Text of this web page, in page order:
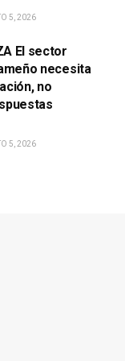
5, 2026
El sector
necesita
no
5, 2026